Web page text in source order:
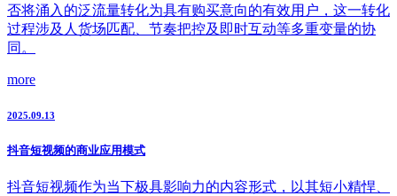
否将涌入的泛流量转化为具有购买意向的有效用户，这一转化
过程涉及人货场匹配、节奏把控及即时互动等多重变量的协
同。
more
2025.09.13
抖音短视频的商业应用模式
抖音短视频作为当下极具影响力的内容形式，以其短小精悍、